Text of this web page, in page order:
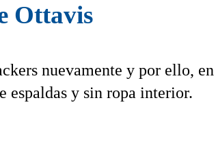
Ottavis
nuevamente y por ello, en
espaldas y sin ropa interior.